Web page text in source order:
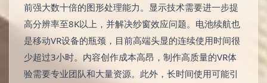
前强大数十倍的图形处理能力。显示技术需要进一步提
高分辨率至8K以上，并解决纱窗效应问题。电池续航也
是移动VR设备的瓶颈，目前高端头显的连续使用时间很
少超过3小时。内容创作成本高昂，制作高质量的VR体
验需要专业团队和大量资源。此外，长时间使用可能引